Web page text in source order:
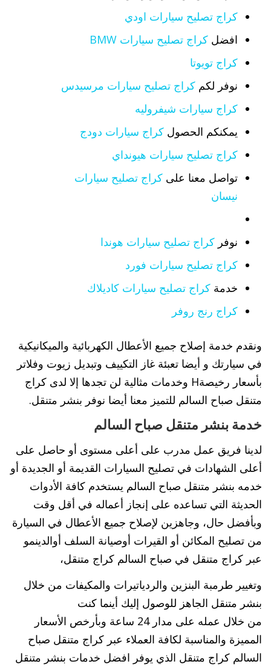
كراج تصليح سيارات اودي
افضل كراج تصليح سيارات BMW
كراج تويوتا
نوفر لكم كراج تصليح سيارات مرسيدس
كراج سيارات شيفروليه
يمكنكم الحصول كراج سيارات دودج
كراج تصليح سيارات هيونداي
تواصل معنا على كراج تصليح سيارات
نيسان
نوفر كراج تصليح سيارات هوندا
كراج تصليح سيارات فورد
خدمة كراج تصليح سيارات كاديلاك
كراج رنج روفر
ونقدم خدمة إصلاح جميع الأعطال الكهربائية والميكانيكية
في سيارتك و أيضا تعبئة غاز التكييف وتبديل زيوت وفلاتر
بأسعار رخيصةH وخدمات مثالية لن تجدها إلا لدى كراج
متنقل صباح السالم للتميز معنا أيضا نوفر بنشر متنقل.
خدمة بنشر متنقل صباح السالم
لدينا فريق عمل مدرب على أعلى مستوى أو حاصل على
أعلى الشهادات في تصليح السيارات القديمة أو الجديدة أو
خدمه بنشر متنقل صباح السالم يستخدم كافة الأدوات
الحديثة التي تساعده على إنجاز أعماله في أقل وقت
وبأفضل حال، وجاهزين لإصلاح جميع الأعطال في السيارة
من تصليح المكائن أو القيرات أوصيانة السلف أوالدينمو
عبر كراج متنقل في صباح السالم كراج متنقل،
وتغيير طرمبة البنزين والردياتيرات والمكيفات من خلال
بنشر متنقل الجاهز للوصول إليك أينما كنت
من خلال عمله على مدار 24 ساعة وبأرخص الأسعار
المميزة والمناسبة لكافة العملاء عبر كراج متنقل صباح
السالم كراج متنقل الذي يوفر افضل خدمات بنشر متنقل